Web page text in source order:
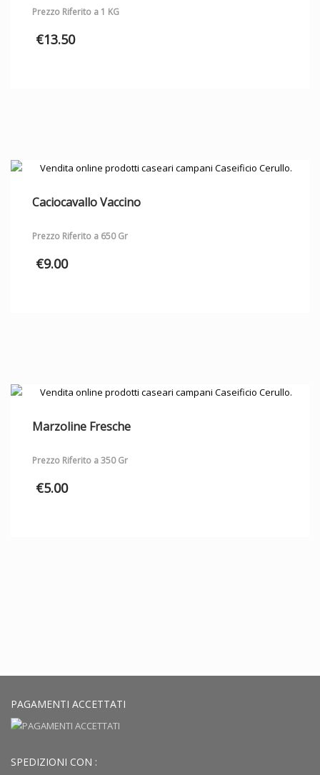
Prezzo Riferito a 1 KG
€13.50
Caciocavallo Vaccino
Prezzo Riferito a 650 Gr
€9.00
Marzoline Fresche
Prezzo Riferito a 350 Gr
€5.00
PAGAMENTI ACCETTATI
SPEDIZIONI CON :